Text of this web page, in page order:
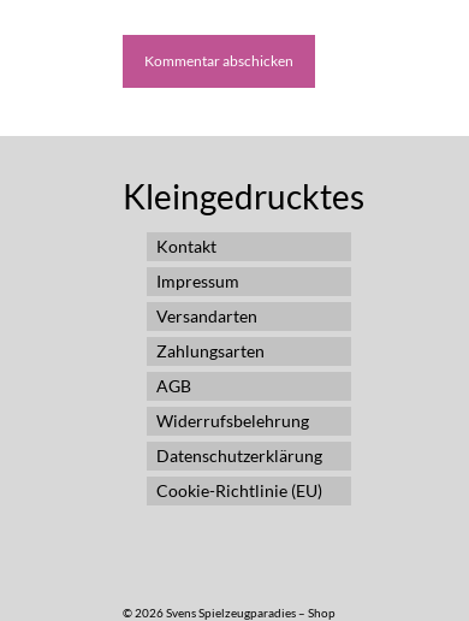
Kleingedrucktes
Kontakt
Impressum
Versandarten
Zahlungsarten
AGB
Widerrufsbelehrung
Datenschutzerklärung
Cookie-Richtlinie (EU)
© 2026 Svens Spielzeugparadies – Shop